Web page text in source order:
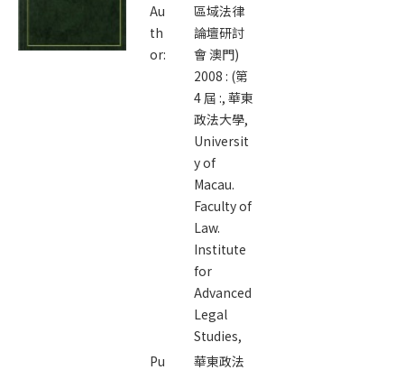
Au
th
or:
區域法律
論壇研討
會 澳門)
2008 : (第
4 屆 :, 華東
政法大學,
Universit
y of
Macau.
Faculty of
Law.
Institute
for
Advanced
Legal
Studies,
Pu
華東政法